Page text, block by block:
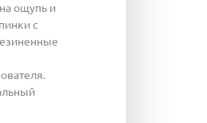
ощупь и
с